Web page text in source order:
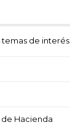
temas de interés
Hacienda